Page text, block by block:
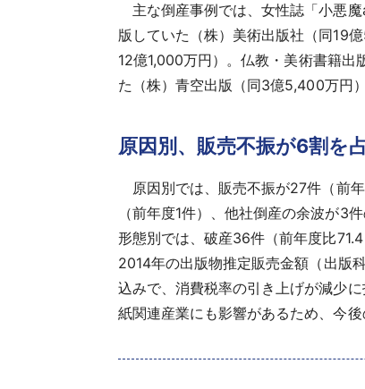
主な倒産事例では、女性誌「小悪
版していた（株）美術出版社（同19
12億1,000万円）。仏教・美術書籍
た（株）青空出版（同3億5,400万円）
原因別、販売不振が6割を
原因別では、販売不振が27件（前
（前年度1件）、他社倒産の余波が3件
形態別では、破産36件（前年度比
2014年の出版物推定販売金額（出版
込みで、消費税率の引き上げが減少
紙関連産業にも影響があるため、今後